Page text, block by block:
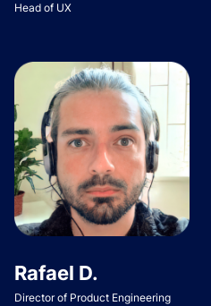
Head of UX
Rafael D.
Director of Product Engineering